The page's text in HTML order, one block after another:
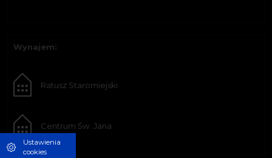
Wynajem:
Ratusz Staromiejski
Centrum Św. Jana
Ustawienia
cookies